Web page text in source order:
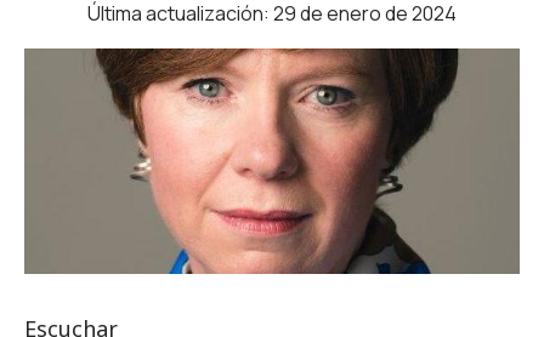
Última actualización: 29 de enero de 2024
Escuchar